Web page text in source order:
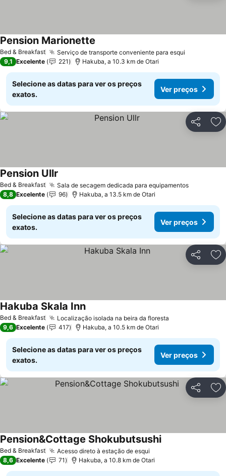
Bed & Breakfast Serviço de transporte conveniente para esqui
Pension Marionette
9,1 Excelente 221 Hakuba, a 10.3 km de Otari
Selecione as datas para ver os preços
exatos.
Ver preços
Partilhar
Bed & Breakfast Sala de secagem dedicada para equipamentosVer
Pension Ullr
8,8 Excelente 96 Hakuba, a 13.5 km de Otari
Selecione as datas para ver os preços
exatos.
Ver preços
Partilhar
Bed & Breakfast Localização isolada na beira da floresta
Hakuba Skala InnVer preços
9,6 Excelente 417 Hakuba, a 10.5 km de Otari
Selecione as datas para ver os preços
exatos.
Ver preços
Partilhar
Bed & Breakfast Acesso direto à estação de esqui
Pension&Cottage ShokubutsushiVer preços
8,6 Excelente 71 Hakuba, a 10.8 km de Otari